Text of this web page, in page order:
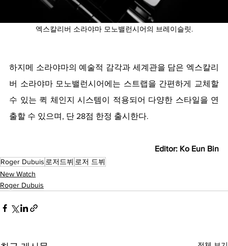
엑스칼리버 소라야마 모노밸런시어의 브레이슬릿.
하지메 소라야마의 예술적 감각과 세계관을 담은 엑스칼리
버 소라야마 모노밸런시어에는 스트랩을 간편하게 교체할
수 있는 퀵 체인지 시스템이 적용되어 다양한 스타일을 연
출할 수 있으며, 단 28점 한정 출시한다.
Editor: Ko Eun Bin
Roger Dubuis 로저드뷔 로저 드뷔
New Watch
Roger Dubuis